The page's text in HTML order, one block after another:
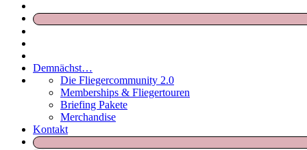
Demnächst…
Die Fliegercommunity 2.0
Memberships & Fliegertouren
Briefing Pakete
Merchandise
Kontakt